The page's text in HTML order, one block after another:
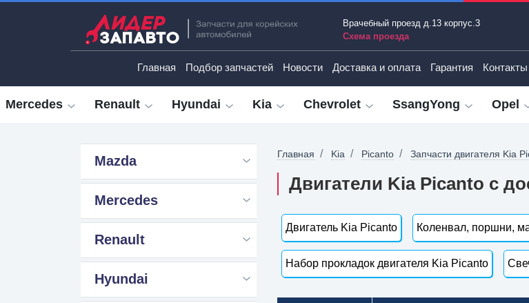
Врачебный проезд д.13 корпус.3
Схема проезда
Главная Подбор запчастей Новости Доставка и оплата Гарантия Контакты
Mercedes Renault Hyundai Kia Chevrolet SsangYong Opel
Mazda
Mercedes
Renault
Hyundai
Главная Kia Picanto Запчасти двигателя Kia
Двигатели Kia Picanto с
Двигатель Kia Picanto Коленвал, поршни,
Набор прокладок двигателя Kia Picanto